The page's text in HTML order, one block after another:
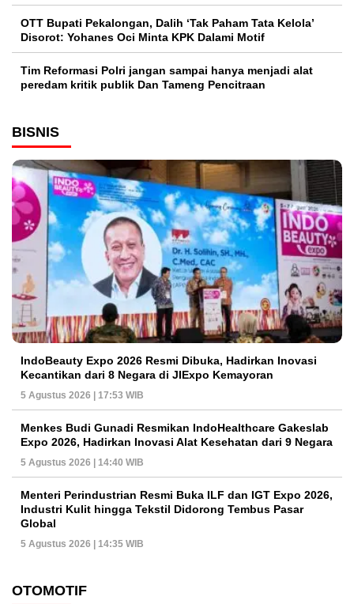
OTT Bupati Pekalongan, Dalih ‘Tak Paham Tata Kelola’
Disorot: Yohanes Oci Minta KPK Dalami Motif
Tim Reformasi Polri jangan sampai hanya menjadi alat
peredam kritik publik Dan Tameng Pencitraan
BISNIS
IndoBeauty Expo 2026 Resmi Dibuka, Hadirkan Inovasi
Kecantikan dari 8 Negara di JIExpo Kemayoran
5 Agustus 2026 | 17:53 WIB
Menkes Budi Gunadi Resmikan IndoHealthcare Gakeslab
Expo 2026, Hadirkan Inovasi Alat Kesehatan dari 9 Negara
5 Agustus 2026 | 14:40 WIB
Menteri Perindustrian Resmi Buka ILF dan IGT Expo 2026,
Industri Kulit hingga Tekstil Didorong Tembus Pasar
Global
5 Agustus 2026 | 14:35 WIB
OTOMOTIF